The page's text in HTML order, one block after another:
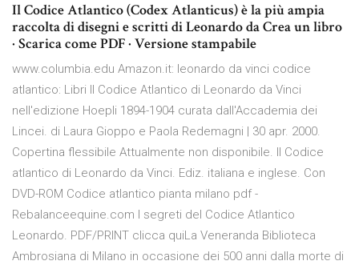
Il Codice Atlantico (Codex Atlanticus) è la più ampia
raccolta di disegni e scritti di Leonardo da Crea un libro
· Scarica come PDF · Versione stampabile
www.columbia.edu Amazon.it: leonardo da vinci codice
atlantico: Libri Il Codice Atlantico di Leonardo da Vinci
nell'edizione Hoepli 1894-1904 curata dall'Accademia dei
Lincei. di Laura Gioppo e Paola Redemagni | 30 apr. 2000.
Copertina flessibile Attualmente non disponibile. Il Codice
atlantico di Leonardo da Vinci. Ediz. italiana e inglese. Con
DVD-ROM Codice atlantico pianta milano pdf -
Rebalanceequine.com I segreti del Codice Atlantico
Leonardo. PDF/PRINT clicca quiLa Veneranda Biblioteca
Ambrosiana di Milano in occasione dei 500 anni dalla morte di